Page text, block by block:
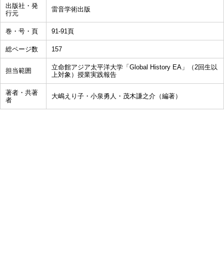
出版社・発
行元
雷音学術出版
巻・号・頁 91-91頁
総ページ数 157
担当範囲
立命館アジア太平洋大学「Global History EA」（2回生以
上対象）授業実践報告
著者・共著
者
大嶋えり子・小泉勇人・茂木謙之介（編著）